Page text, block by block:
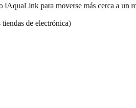
para moverse más cerca a un
de electrónica)